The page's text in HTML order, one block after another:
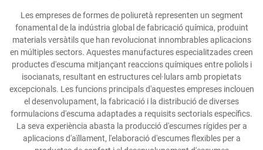
Les empreses de formes de poliuretà representen un segment
fonamental de la indústria global de fabricació química, produint
materials versàtils que han revolucionat innombrables aplicacions
en múltiples sectors. Aquestes manufactures especialitzades creen
productes d'escuma mitjançant reaccions químiques entre poliols i
isocianats, resultant en estructures cel·lulars amb propietats
excepcionals. Les funcions principals d'aquestes empreses inclouen
el desenvolupament, la fabricació i la distribució de diverses
formulacions d'escuma adaptades a requisits sectorials específics.
La seva experiència abasta la producció d'escumes rígides per a
aplicacions d'aïllament, l'elaboració d'escumes flexibles per a